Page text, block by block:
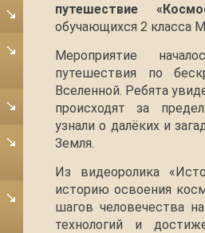
путешествие
обучающихся 2 класса
Мероприятие
путешествия по
Вселенной. Ребята
происходят за
узнали о далёких и
Земля.
Из видеоролика
историю освоения
шагов человечества
технологий и